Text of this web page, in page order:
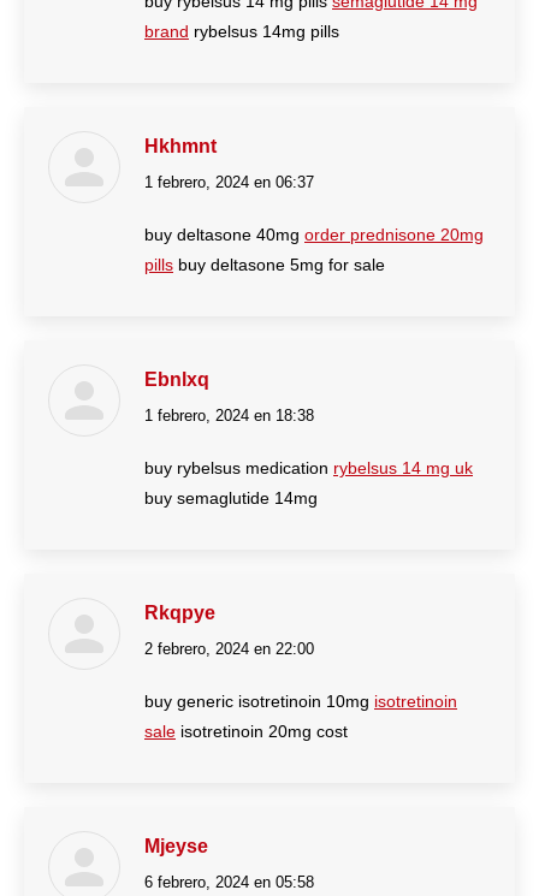
brand rybelsus 14mg pills
Hkhmnt
dice:
1 febrero, 2024 en 06:37
buy deltasone 40mg order prednisone 20mg
pills buy deltasone 5mg for sale
Ebnlxq
dice:
1 febrero, 2024 en 18:38
buy rybelsus medication rybelsus 14 mg uk
buy semaglutide 14mg
Rkqpye
dice:
2 febrero, 2024 en 22:00
buy generic isotretinoin 10mg isotretinoin
sale isotretinoin 20mg cost
Mjeyse
dice:
6 febrero, 2024 en 05:58